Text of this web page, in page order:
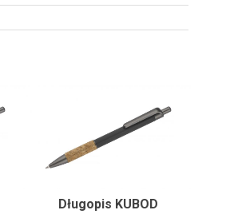
Długopis KUBOD